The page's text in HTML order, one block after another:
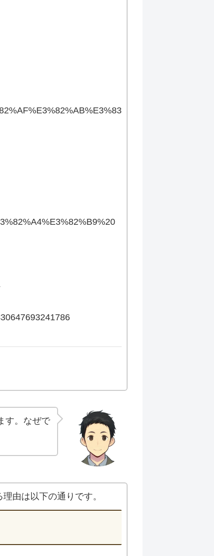
す。なぜで
由は以下の通りです。